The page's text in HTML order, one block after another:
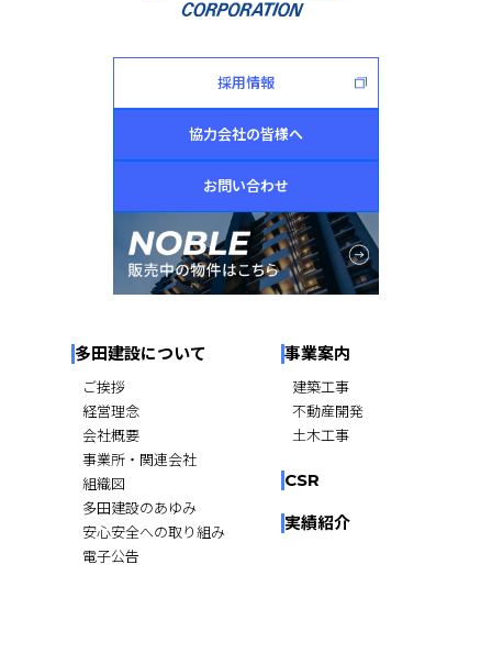
採用情報
協力会社の皆様へ
お問い合わせ
多田建設について
ご挨拶
経営理念
会社概要
事業所・関連会社
組織図
多田建設のあゆみ
安心安全への取り組み
電子公告
事業案内
建築工事
不動産開発
土木工事
CSR
実績紹介